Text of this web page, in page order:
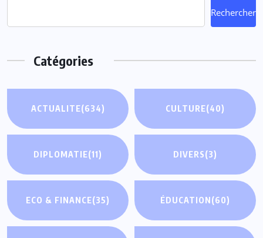
Rechercher
Catégories
ACTUALITE(634) CULTURE(40)
DIPLOMATIE(11) DIVERS(3)
ECO & FINANCE(35) ÉDUCATION(60)